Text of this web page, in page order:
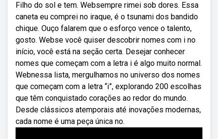
Filho do sol e tem. Websempre rimei sob dores. Essa
caneta eu comprei no iraque, é o tsunami dos bandido
chique. Ouço falarem que o esforço vence o talento,
gosto. Webse você quiser descobrir nomes com i no
início, você está na seção certa. Desejar conhecer
nomes que começam com a letra i é algo muito normal.
Webnessa lista, mergulhamos no universo dos nomes
que começam com a letra “i”, explorando 200 escolhas
que têm conquistado corações ao redor do mundo.
Desde clássicos atemporais até inovações modernas,
cada nome é uma peça única no.